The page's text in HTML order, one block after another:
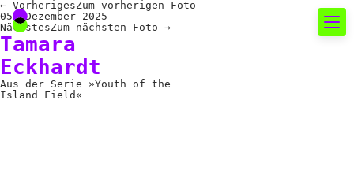
Neues rund um die
Fotografie
← VorherigesZum vorherigen Foto
05. Dezember 2025
NächstesZum nächsten Foto →
Tamara
Eckhardt
Aus der Serie »Youth of the
Island Field«